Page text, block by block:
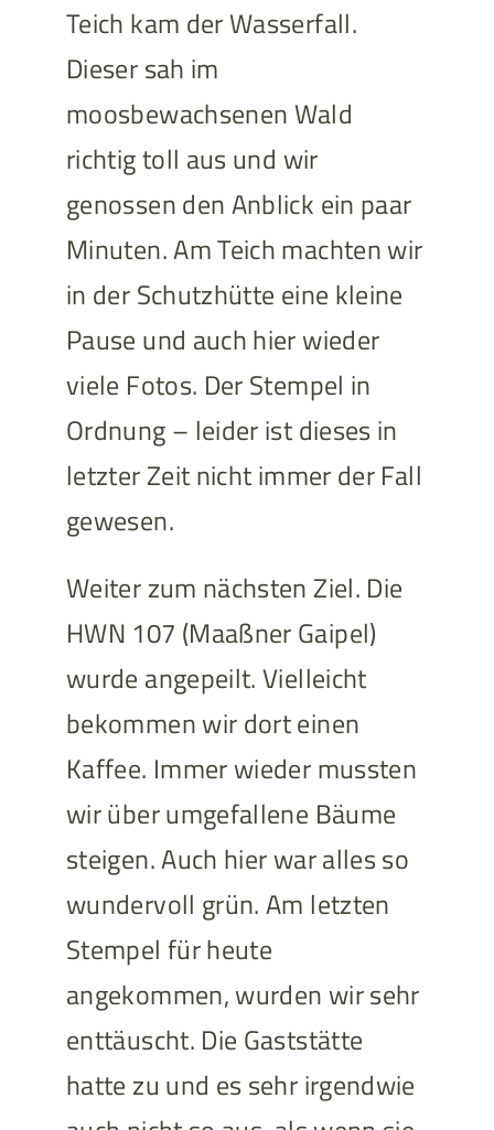
Teich kam der Wasserfall.
Dieser sah im
moosbewachsenen Wald
richtig toll aus und wir
genossen den Anblick ein paar
Minuten. Am Teich machten wir
in der Schutzhütte eine kleine
Pause und auch hier wieder
viele Fotos. Der Stempel in
Ordnung – leider ist dieses in
letzter Zeit nicht immer der Fall
gewesen.
Weiter zum nächsten Ziel. Die
HWN 107 (Maaßner Gaipel)
wurde angepeilt. Vielleicht
bekommen wir dort einen
Kaffee. Immer wieder mussten
wir über umgefallene Bäume
steigen. Auch hier war alles so
wundervoll grün. Am letzten
Stempel für heute
angekommen, wurden wir sehr
enttäuscht. Die Gaststätte
hatte zu und es sehr irgendwie